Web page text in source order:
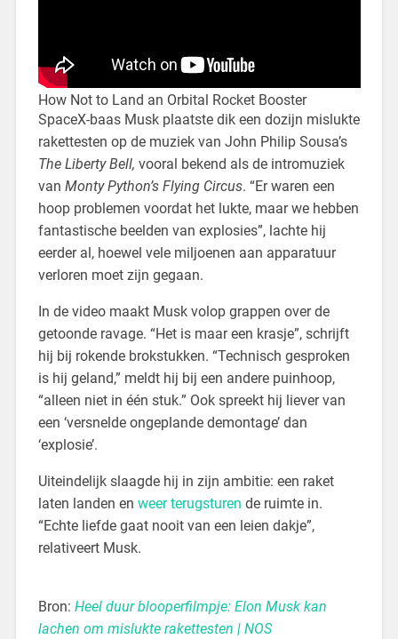
How Not to Land an Orbital Rocket Booster
SpaceX-baas Musk plaatste dik een dozijn mislukte
rakettesten op de muziek van John Philip Sousa’s
The Liberty Bell, vooral bekend als de intromuziek
van Monty Python’s Flying Circus. “Er waren een
hoop problemen voordat het lukte, maar we hebben
fantastische beelden van explosies”, lachte hij
eerder al, hoewel vele miljoenen aan apparatuur
verloren moet zijn gegaan.
In de video maakt Musk volop grappen over de
getoonde ravage. “Het is maar een krasje”, schrijft
hij bij rokende brokstukken. “Technisch gesproken
is hij geland,” meldt hij bij een andere puinhoop,
“alleen niet in één stuk.” Ook spreekt hij liever van
een ‘versnelde ongeplande demontage’ dan
‘explosie’.
Uiteindelijk slaagde hij in zijn ambitie: een raket
laten landen en weer terugsturen de ruimte in.
“Echte liefde gaat nooit van een leien dakje”,
relativeert Musk.
Bron: Heel duur blooperfilmpje: Elon Musk kan
lachen om mislukte rakettesten | NOS